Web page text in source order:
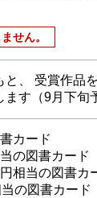
せん。
、 受賞作品
す（9月下旬
カード
の図書カード
相当の図書カ
の図書カード